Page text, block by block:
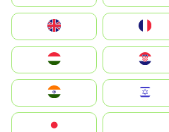
United Kingdom
Magyarország
Indonesia